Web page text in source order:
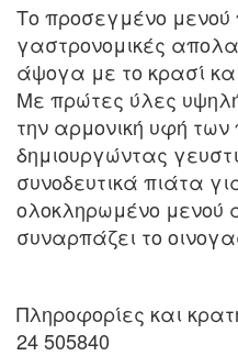
Το προσεγμένο μενού
γαστρονομικές
άψογα με το κρασί
Με πρώτες ύλες
την αρμονική υφή των
δημιουργώντας
συνοδευτικά πιάτα
ολοκληρωμένο μενού
συναρπάζει το
Πληροφορίες και
24 505840